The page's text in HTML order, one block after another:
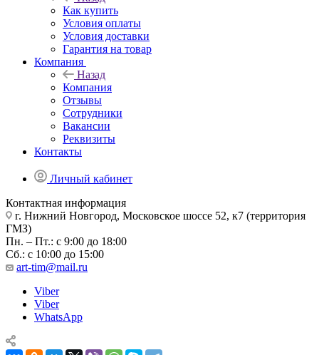
Как купить
Условия оплаты
Условия доставки
Гарантия на товар
Компания
Назад
Компания
Отзывы
Сотрудники
Вакансии
Реквизиты
Контакты
Личный кабинет
Контактная информация
г. Нижний Новгород, Московское шоссе 52, к7 (территория
ГМЗ)
Пн. – Пт.: с 9:00 до 18:00
Сб.: с 10:00 до 15:00
art-tim@mail.ru
Viber
Viber
WhatsApp